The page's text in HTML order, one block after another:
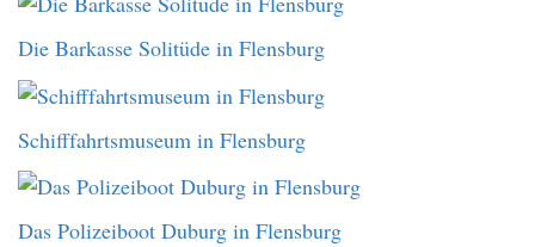
Die Barkasse Solitüde in Flensburg
Schifffahrtsmuseum in Flensburg
Das Polizeiboot Duburg in Flensburg